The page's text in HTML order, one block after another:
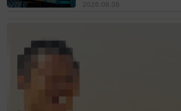
2026.08.06